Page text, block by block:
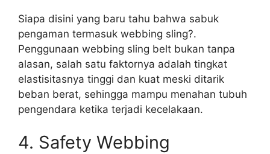
Siapa disini yang baru tahu bahwa sabuk
pengaman termasuk webbing sling?.
Penggunaan webbing sling belt bukan tanpa
alasan, salah satu faktornya adalah tingkat
elastisitasnya tinggi dan kuat meski ditarik
beban berat, sehingga mampu menahan tubuh
pengendara ketika terjadi kecelakaan.
4. Safety Webbing